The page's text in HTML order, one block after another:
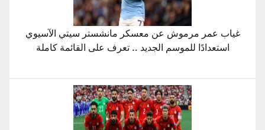
غياب عمر مرموش عن معسكر مانشستر سيتي الآسيوي
استعدادًا للموسم الجديد .. تعرف على القائمة كاملة